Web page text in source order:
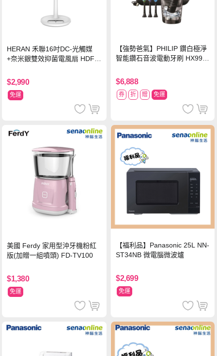
HERAN 禾聯16吋DC-光觸媒
+奈米銀雙效抑菌電風扇 HDF-1
$2,990
免運
【強勢爸氣】PHILIP 鑽白極淨
智能鑽石音波電動牙刷 HX992
$6,888
券 折 贈 免運
美國 Ferdy 家用型沖牙機粉紅
版(加贈一組噴頭) FD-TV100
$1,380
免運
【福利品】Panasonic 25L NN-
ST34NB 微電腦微波爐
$2,699
免運